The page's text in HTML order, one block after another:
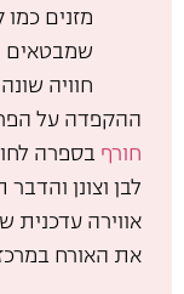
מזנים כמו
שמבטאים
חוויה
ההקפדה על
חורף בספרה
לבן וצונן
אווירה
את האורח